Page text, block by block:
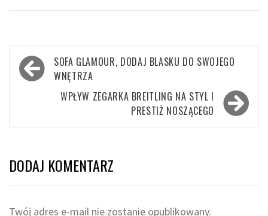
Nawigacja
wpisu
SOFA GLAMOUR, DODAJ BLASKU DO SWOJEGO
WNĘTRZA
WPŁYW ZEGARKA BREITLING NA STYL I
PRESTIŻ NOSZĄCEGO
DODAJ KOMENTARZ
Twój adres e-mail nie zostanie opublikowany.